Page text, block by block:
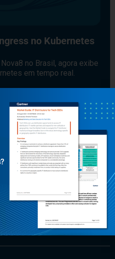
no Kubernetes
no Brasil, agora exibe
em tempo real.